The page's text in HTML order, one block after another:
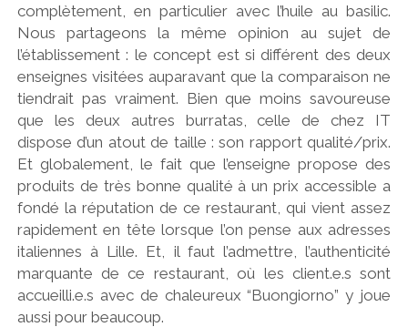
complètement, en particulier avec l’huile au basilic.
Nous partageons la même opinion au sujet de
l’établissement : le concept est si différent des deux
enseignes visitées auparavant que la comparaison ne
tiendrait pas vraiment. Bien que moins savoureuse
que les deux autres burratas, celle de chez IT
dispose d’un atout de taille : son rapport qualité/prix.
Et globalement, le fait que l’enseigne propose des
produits de très bonne qualité à un prix accessible a
fondé la réputation de ce restaurant, qui vient assez
rapidement en tête lorsque l’on pense aux adresses
italiennes à Lille. Et, il faut l’admettre, l’authenticité
marquante de ce restaurant, où les client.e.s sont
accueilli.e.s avec de chaleureux “Buongiorno” y joue
aussi pour beaucoup.